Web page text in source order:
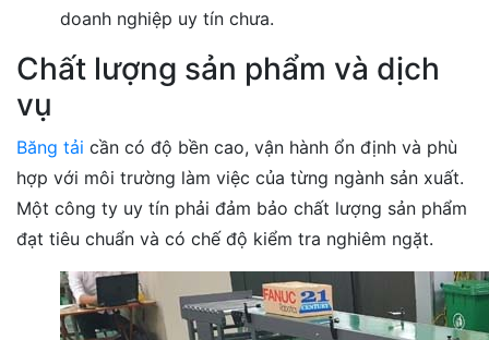
doanh nghiệp uy tín chưa.
Chất lượng sản phẩm và dịch
vụ
Băng tải cần có độ bền cao, vận hành ổn định và phù
hợp với môi trường làm việc của từng ngành sản xuất.
Một công ty uy tín phải đảm bảo chất lượng sản phẩm
đạt tiêu chuẩn và có chế độ kiểm tra nghiêm ngặt.